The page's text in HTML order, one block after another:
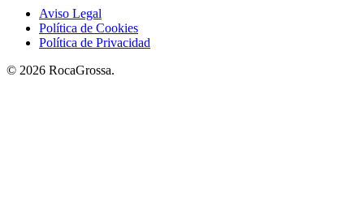
Aviso Legal
Política de Cookies
Política de Privacidad
© 2026 RocaGrossa.